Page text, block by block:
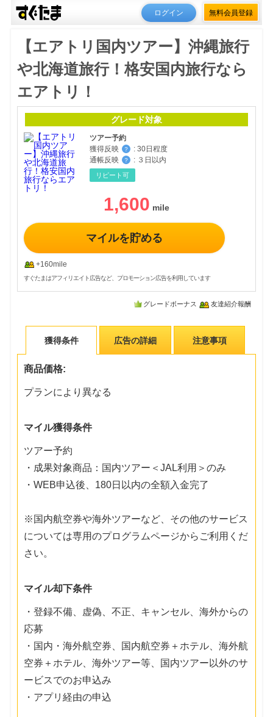
ログイン 無料会員登録
【エアトリ国内ツアー】沖縄旅行
や北海道旅行！格安国内旅行なら
エアトリ！
グレード対象
ツアー予約
獲得反映
？ : 30日程度
通帳反映
？ : ３日以内
リピート可
1,600
マイルを貯める
+160mile
すぐたまはアフィリエイト広告など、プロモーション広告を利用しています
グレードボーナス 友達紹介報酬
獲得条件 広告の詳細 注意事項
商品価格:
プランにより異なる
マイル獲得条件
ツアー予約
・成果対象商品：国内ツアー＜JAL利用＞のみ
・WEB申込後、180日以内の全額入金完了
※国内航空券や海外ツアーなど、その他のサービス
については専用のプログラムページからご利用くだ
さい。
マイル却下条件
・登録不備、虚偽、不正、キャンセル、海外からの
応募
・国内・海外航空券、国内航空券＋ホテル、海外航
空券＋ホテル、海外ツアー等、国内ツアー以外のサ
ービスでのお申込み
・アプリ経由の申込